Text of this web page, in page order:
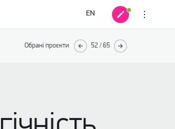
EN
52/ 65
Обрані проєкти